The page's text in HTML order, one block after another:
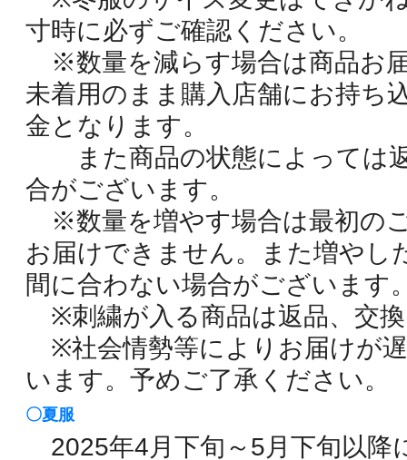
寸時に必ずご確認ください。
※数量を減らす場合は商品お
未着用のまま購入店舗にお持ち
金となります。
また商品の状態によっては
合がございます。
※数量を増やす場合は最初の
お届けできません。また増やし
間に合わない場合がございます
※刺繍が入る商品は返品、交
※社会情勢等によりお届けが
います。予めご了承ください。
〇夏服
2025年4月下旬～5月下旬以降